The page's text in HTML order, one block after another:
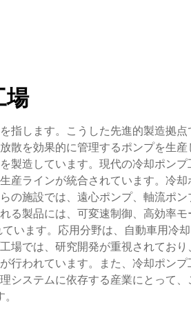
場
指します。こうした先進的製造拠
を効果的に管理するポンプを生産
製造しています。現代の冷却ポン
産ラインが統合されています。冷
の施設では、遠心ポンプ、軸流ポ
製品には、可変速制御、高効率
ます。応用分野は、自動車用冷却
場では、研究開発が重視されてお
われています。また、冷却ポン
システムに依存する産業にとって